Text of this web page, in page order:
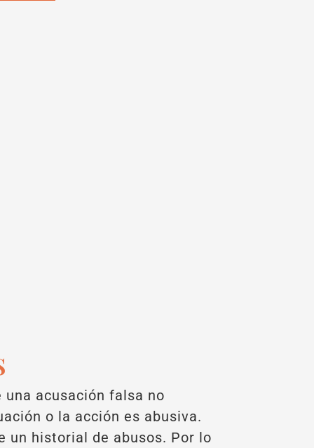
acusación falsa no
o la acción es abusiva.
un historial de abusos. Por lo